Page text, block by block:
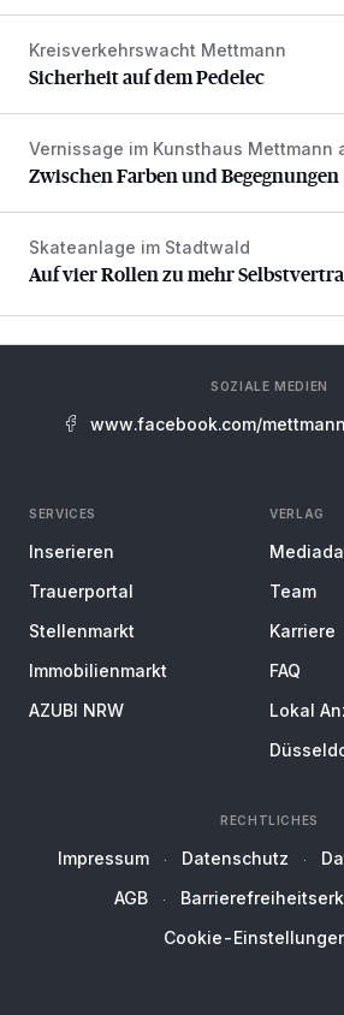
Sicherheit auf dem Pedelec
Kreisverkehrswacht Mettmann
Sicherheit auf dem Pedelec
Zwischen Farben und Begegnungen
Vernissage im Kunsthaus Mettmann
Zwischen Farben und Begegnungen
Auf vier Rollen zu mehr
Skateanlage im Stadtwald
Auf vier Rollen zu mehr
SOZIALE MEDIEN
www.facebook.com/
SERVICES
Inserieren
Trauerportal
Stellenmarkt
Immobilienmarkt
AZUBI NRW
VERLAG
Team
Karriere
FAQ
Lokal
RECHTLICHES
Impressum Datenschutz
AGB
Cookie-